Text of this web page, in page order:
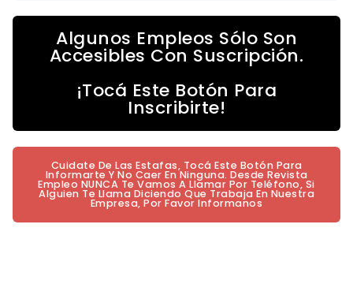
Algunos Empleos Sólo Son
Accesibles Con Suscripción.
¡Tocá Este Botón Para
Inscribirte!
Cuidate De Las Estafas, Tocá Este Botón Para
Informarte Y No Caer En Ninguna. Desde Revista
Empleo NUNCA Te Vamos A Llamar Por Teléfono, Si
Alguien Te Llama Diciendo Que Trabaja En Nuestra
Empresa, Por Favor Informanos